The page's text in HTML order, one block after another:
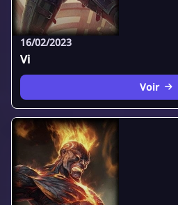
16/02/2023
Vi
Voir